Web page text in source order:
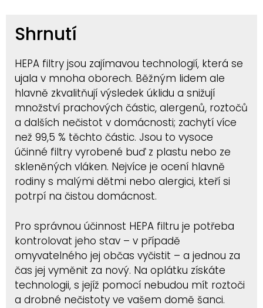
Shrnutí
HEPA filtry jsou zajímavou technologií, která se
ujala v mnoha oborech. Běžným lidem ale
hlavně zkvalitňují výsledek úklidu a snižují
množství prachových částic, alergenů, roztočů
a dalších nečistot v domácnosti; zachytí více
než 99,5 % těchto částic. Jsou to vysoce
účinné filtry vyrobené buď z plastu nebo ze
skleněných vláken. Nejvíce je ocení hlavně
rodiny s malými dětmi nebo alergici, kteří si
potrpí na čistou domácnost.
Pro správnou účinnost HEPA filtru je potřeba
kontrolovat jeho stav – v případě
omyvatelného jej občas vyčistit – a jednou za
čas jej vyměnit za nový. Na oplátku získáte
technologii, s jejíž pomocí nebudou mít roztoči
a drobné nečistoty ve vašem domě šanci.